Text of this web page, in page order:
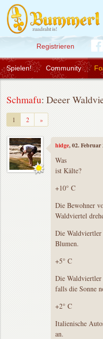
Registrieren
Community
Spielen!
Schmafu: Deeer
1 2 »Weiter
hidge, 02. Februar
Was
ist Kälte?
+10° C
Die Bewohner
Waldviertel
Die Waldviertler
Blumen.
+5° C
Die Waldviertler
falls die Sonne
+2° C
Italienische
an.